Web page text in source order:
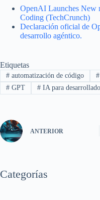
OpenAI Launches New
Coding (TechCrunch)
Declaración oficial de
desarrollo agéntico.
Etiquetas
#automatización de código #
#GPT #IA para
ANTERIOR
Categorías